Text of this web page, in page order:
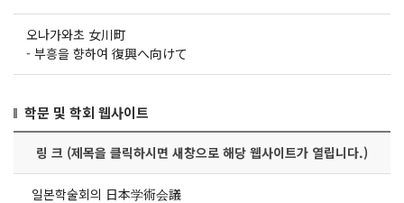
오나가와초 女川町
- 부흥을 향하여 復興へ向けて
학문 및 학회 웹사이트
링 크 (제목을 클릭하시면 새창으로 해당 웹사이트가 열립니다.)
일본학술회의 日本学術会議